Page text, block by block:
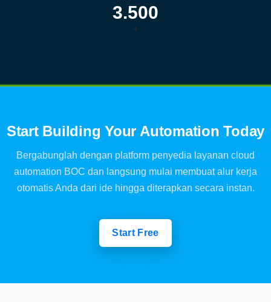
3.500
+
Start Building Your Automation Today
Bergabunglah dengan platform penyedia layanan cloud
automation BOC dan langsung mulai membuat alur kerja
otomatis Anda dari ide hingga diterapkan secara instan.
Start Free